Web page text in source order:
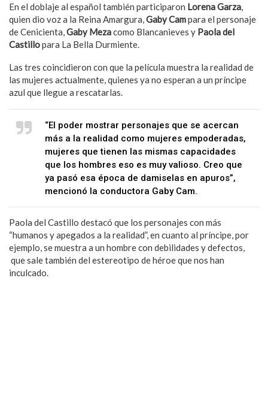
En el doblaje al español también participaron Lorena Garza,
quien dio voz a la Reina Amargura,Gaby Campara el personaje
de Cenicienta,Gaby Mezacomo Blancanieves y Paola del
Castillopara La Bella Durmiente.
Las tres coincidieron con que la película muestra la realidad de
las mujeres actualmente, quienes ya no esperan a un príncipe
azul que llegue a rescatarlas.
“El poder mostrar personajes que se acercan
más a la realidad como mujeres empoderadas,
mujeres que tienen las mismas capacidades
que los hombres eso es muy valioso. Creo que
ya pasó esa época de damiselas en apuros”,
mencionó la conductora Gaby Cam.
Paola del Castillo destacó que los personajes con más
“humanos y apegados a la realidad”, en cuanto al príncipe, por
ejemplo, se muestra a un hombre con debilidades y defectos,
que sale también del estereotipo de héroe que nos han
inculcado.